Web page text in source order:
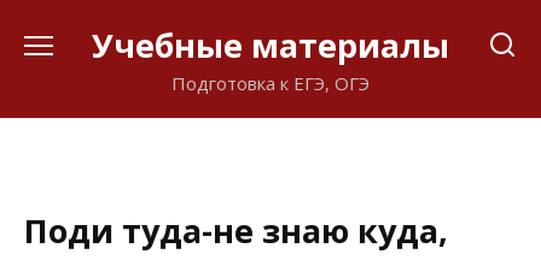
Учебные материалы
Подготовка к ЕГЭ, ОГЭ
Поди туда-не знаю куда,